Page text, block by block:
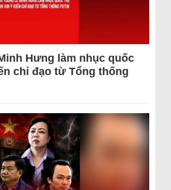
Hưng làm nhục quốc
chỉ đạo từ Tổng thống